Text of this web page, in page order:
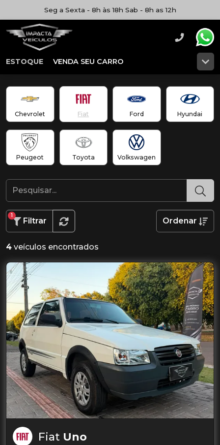
Seg a Sexta - 8h às 18h Sab - 8h as 12h
ESTOQUE VENDA SEU CARRO
Chevrolet Fiat Ford Hyundai
Peugeot Toyota Volkswagen
Filtrar
1
Ordenar
4 veículos encontrados
Fiat Uno